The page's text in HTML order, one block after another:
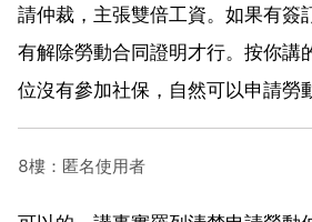
請仲裁，主張雙倍工資。如果有簽
有解除勞動合同證明才行。按你講
位沒有參加社保，自然可以申請勞
8樓：匿名使用者